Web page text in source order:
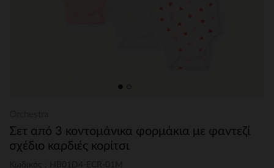
Σετ από 3 κοντομάνικα φορμάκια με φαντεζί
σχέδιο καρδιές κορίτσι